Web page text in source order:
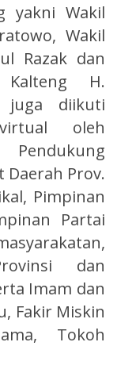
yakni Wakil
Wakil
Razak dan
H.
juga diikuti
oleh
Daerah Prov.
Pimpinan
Partai
dan
Imam dan
Fakir Miskin
Tokoh